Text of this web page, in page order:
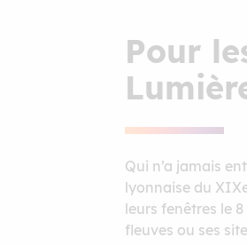
Pour
Qui n’a jamais
lyonnaise du
leurs fenêtres le
fleuves ou ses